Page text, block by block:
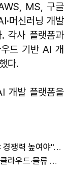
MS, 구글
머신러닝 개발
각사 플랫폼과
드 기반 AI 개
다.
개발 플랫폼을
박윤영 KT 대표 "그룹 역량 결집해 AIDC 경쟁력 높여야"…목동 KT클라우드 방문
삼성SDS, 2분기 매출 3조 7178억원…"클라우드·물류 성장 견인"